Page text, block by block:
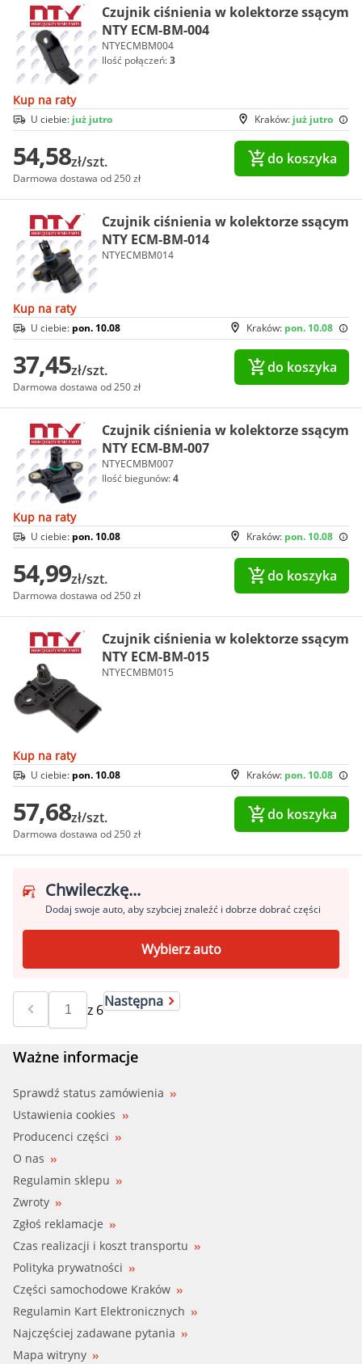
Czujnik ciśnienia w kolektorze ssącym
NTY ECM-BM-004
NTYECMBM004
Ilość połączeń:3
Kup na raty
Kraków: już jutro
U ciebie: już jutro
54,58zł/szt.
Darmowa dostawa od 250 zł
do koszyka
Czujnik ciśnienia w kolektorze ssącym
NTY ECM-BM-014
NTYECMBM014
Kup na raty
Kraków: pon. 10.08
U ciebie: pon. 10.08
37,45zł/szt.
Darmowa dostawa od 250 zł
do koszyka
Czujnik ciśnienia w kolektorze ssącym
NTY ECM-BM-007
NTYECMBM007
Ilość biegunów:4
Kup na raty
Kraków: pon. 10.08
U ciebie: pon. 10.08
54,99zł/szt.
Darmowa dostawa od 250 zł
do koszyka
Czujnik ciśnienia w kolektorze ssącym
NTY ECM-BM-015
NTYECMBM015
Kup na raty
Kraków: pon. 10.08
U ciebie: pon. 10.08
57,68zł/szt.
Darmowa dostawa od 250 zł
do koszyka
Chwileczkę...
Dodaj swoje auto, aby szybciej znaleźć i dobrze dobrać części
Wybierz auto
z 6Następna
Ważne informacje
Sprawdź status zamówienia
Ustawienia cookies
Producenci części
O nas
Regulamin sklepu
Zwroty
Zgłoś reklamacje
Czas realizacji i koszt transportu
Polityka prywatności
Części samochodowe Kraków
Regulamin Kart Elektronicznych
Najczęściej zadawane pytania
Mapa witryny